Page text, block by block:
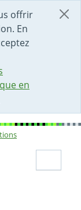
offrir
En
en